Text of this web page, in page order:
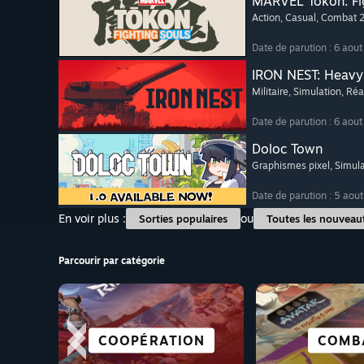
Action, Casual , Combat
Date de parution : 6
IRON NEST:
Militaire, Simulation,
Date de parution : 6
Doloc Town
Graphismes pixel ,
Date de parution : 5
En voir plus :
Sorties populaires ou Toutes les
Parcourir par catégorie
COOPÉRATION
ACTION
VR
PARFAITS
STEAM
HORREUR